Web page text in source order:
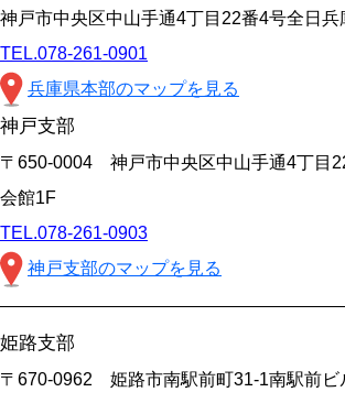
神戸市中央区中山手通4丁目22番4号全日兵
TEL.078-261-0901
兵庫県本部のマップを見る
神戸支部
〒650-0004 神戸市中央区中山手通4丁目
会館1F
TEL.078-261-0903
神戸支部のマップを見る
姫路支部
〒670-0962 姫路市南駅前町31-1南駅前ビ